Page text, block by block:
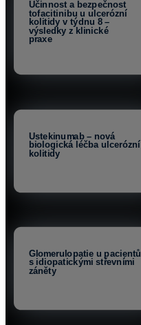
Účinnost a bezpečnost
tofacitinibu u ulcerózní
kolitidy v týdnu 8 –
výsledky z klinické
praxe
Ustekinumab – nová
biologická léčba ulcerózní
kolitidy
Glomerulopatie u pacientů
s idiopatickými střevními
záněty